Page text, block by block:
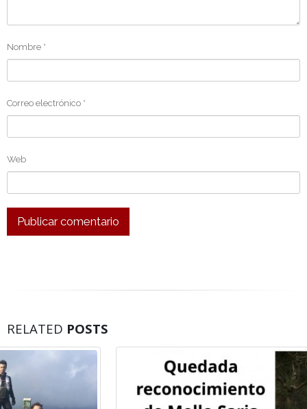
Nombre *
Correo electrónico *
Web
RELATED POSTS